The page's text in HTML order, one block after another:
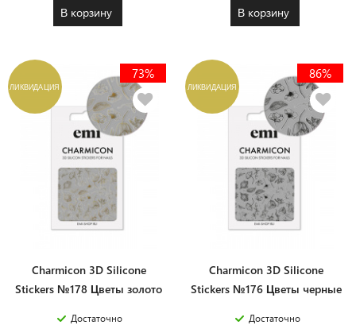
В корзину В корзину
ЛИКВИДАЦИЯ
73%
Charmicon 3D Silicone
Stickers №178 Цветы золото
Достаточно
ЛИКВИДАЦИЯ
86%
Charmicon 3D Silicone
Stickers №176 Цветы черные
Достаточно